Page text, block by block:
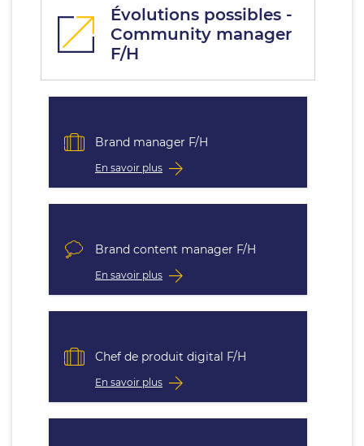
Évolutions possibles -
Community manager
F/H
Brand manager F/H
En savoir plus
Brand content manager F/H
En savoir plus
Chef de produit digital F/H
En savoir plus